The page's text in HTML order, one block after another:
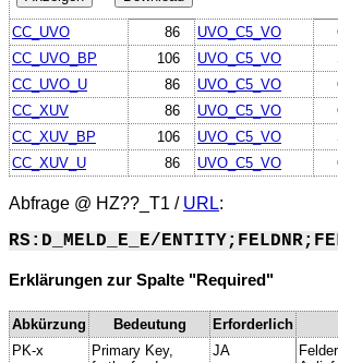
CC_UVO 86 UVO_C5_VO
CC_UVO_BP
106 UVO_C5_VO
CC_UVO_U
86 UVO_C5_VO
CC_XUV
86 UVO_C5_VO
CC_XUV_BP
106 UVO_C5_VO
CC_XUV_U
86 UVO_C5_VO
Abfrage @ HZ??_T1 / URL:
RS:D_MELD_E_E/
Erklärungen zur Spalte "Required"
Abkürzung Bedeutung
Erforderlich
PK-x
Primary Key,
JA